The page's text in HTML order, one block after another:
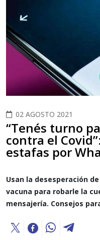
02 AGOSTO 2021
“Tenés turno
contra el
estafas por
Usan la desesperación
vacuna para robarle la
mensajería. Consejos